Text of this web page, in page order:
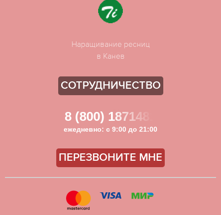
Наращивание ресниц
в Канев
СОТРУДНИЧЕСТВО
8 (800) 1871481
ежедневно: с 9:00 до 21:00
ПЕРЕЗВОНИТЕ МНЕ